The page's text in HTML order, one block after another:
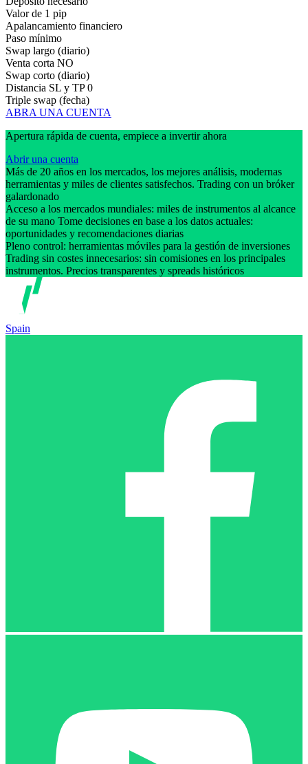
Valor de 1 pip
Apalancamiento financiero
Paso mínimo
Swap largo (diario)
Venta corta NO
Swap corto (diario)
Distancia SL y TP 0
Triple swap (fecha)
ABRA UNA CUENTA
Apertura rápida de cuenta, empiece a invertir ahora
Abrir una cuenta
Más de 20 años en los mercados, los mejores análisis, modernas
herramientas y miles de clientes satisfechos. Trading con un bróker
galardonado
Acceso a los mercados mundiales: miles de instrumentos al alcance
de su mano Tome decisiones en base a los datos actuales:
oportunidades y recomendaciones diarias
Pleno control: herramientas móviles para la gestión de inversiones
Trading sin costes innecesarios: sin comisiones en los principales
instrumentos. Precios transparentes y spreads históricos
Spain